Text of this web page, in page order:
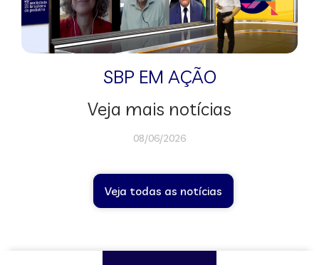
SBP EM AÇÃO
Veja mais notícias
08/06/2026
Veja todas as notícias